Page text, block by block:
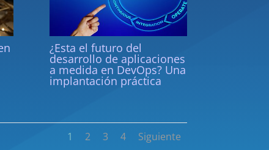
¿Esta el futuro del
desarrollo de aplicaciones
a medida en DevOps? Una
implantación práctica
1 2 3 4 Siguiente